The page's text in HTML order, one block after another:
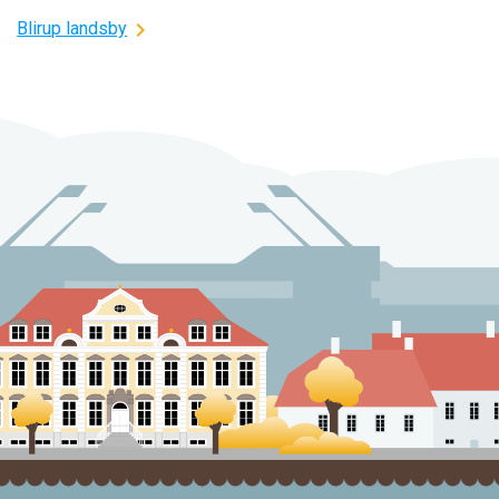
Blirup landsby